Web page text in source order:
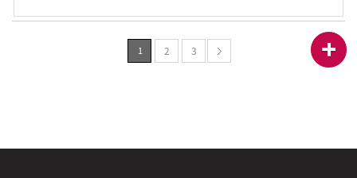
들였기에 말 그대로 '으뜸로'가 되었
다. 넓은 길은 아니지만 좁은 길도 아
니고 푹신한 길은 아니지만 딱딱한 길
도 아니다. 길은 주름졌다. 굽이굽이
져서 내려온다. 가은은 모름지기 주름
사 사거리, LG전자서면 서비스센터까
지 십자형 이면도로 420m(폭 8m)에
이르는 구간을 통상적으로 지칭한다.
서면1번가로 불리게 된 것은 1990년
적 상권이 더 발달해 있지만 예전에는
1 2 3